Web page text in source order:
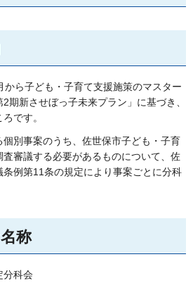
ら子ども・子育て支援施策のマスター
期新させぼっ子未来プラン」に基づき、
です。
別事案のうち、佐世保市子ども・子育
審議する必要があるものについて、佐
例第11条の規定により事案ごとに分科
称
分科会